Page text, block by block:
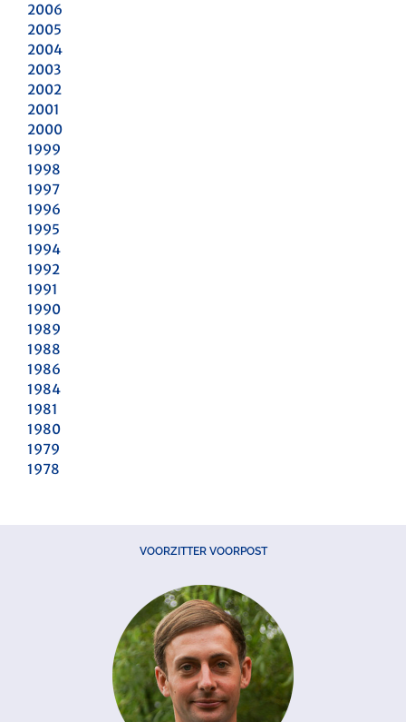
2006
2005
2004
2003
2002
2001
2000
1999
1998
1997
1996
1995
1994
1992
1991
1990
1989
1988
1986
1984
1981
1980
1979
1978
VOORZITTER VOORPOST